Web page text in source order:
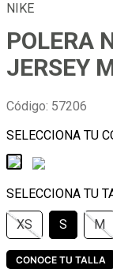
NIKE
POLERA
JERSEY
Código: 57206
XS S M
CONOCE TU TALLA